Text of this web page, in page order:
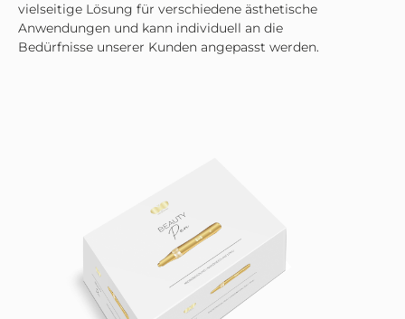
vielseitige Lösung für verschiedene ästhetische
Anwendungen und kann individuell an die
Bedürfnisse unserer Kunden angepasst werden.